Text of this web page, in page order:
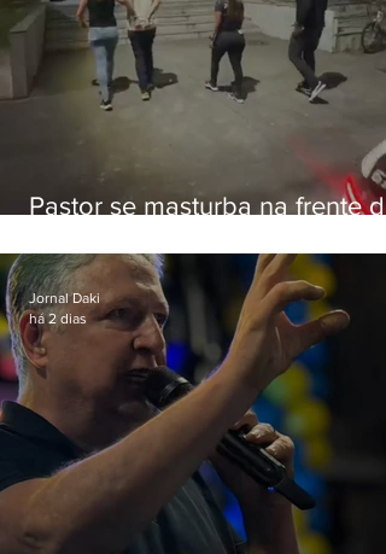
Pastor se masturba na frente de
Jornal Daki
há 2 dias